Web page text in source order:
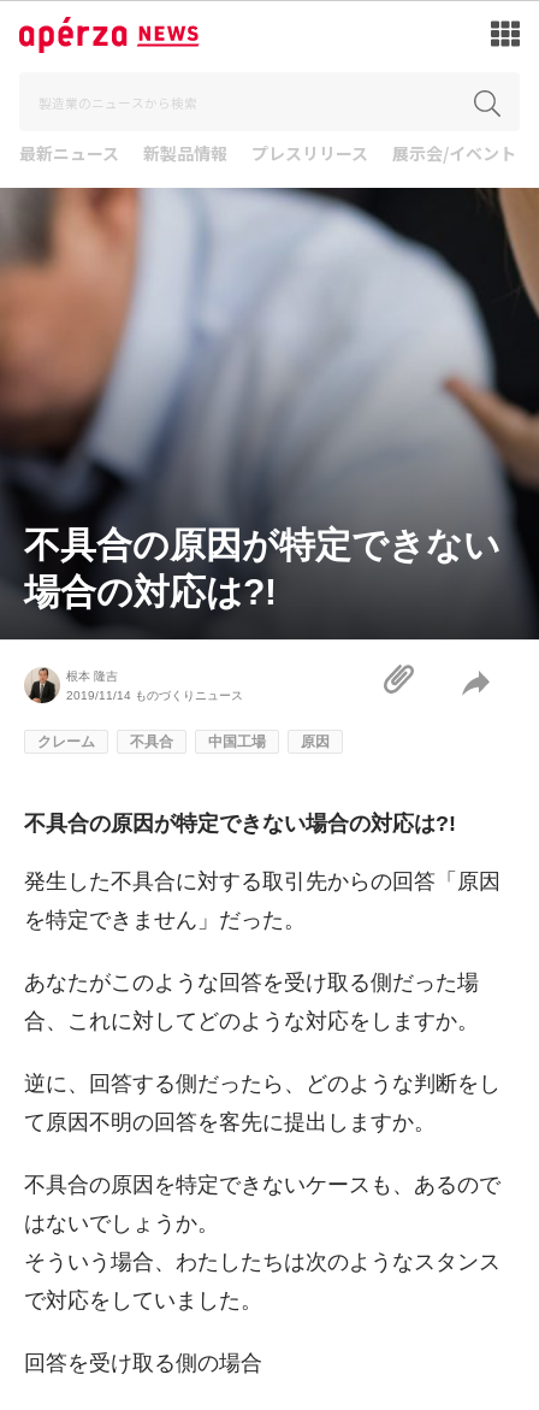
最新ニュース 新製品情報 プレスリリース 展示会/イベント
不具合の原因が特定できない
場合の対応は?!
根本 隆吉
2019/11/14 ものづくりニュース
クレーム 不具合 中国工場 原因
不具合の原因が特定できない場合の対応は?!
発生した不具合に対する取引先からの回答「原因
を特定できません」だった。
あなたがこのような回答を受け取る側だった場
合、これに対してどのような対応をしますか。
逆に、回答する側だったら、どのような判断をし
て原因不明の回答を客先に提出しますか。
不具合の原因を特定できないケースも、あるので
はないでしょうか。
そういう場合、わたしたちは次のようなスタンス
で対応をしていました。
回答を受け取る側の場合